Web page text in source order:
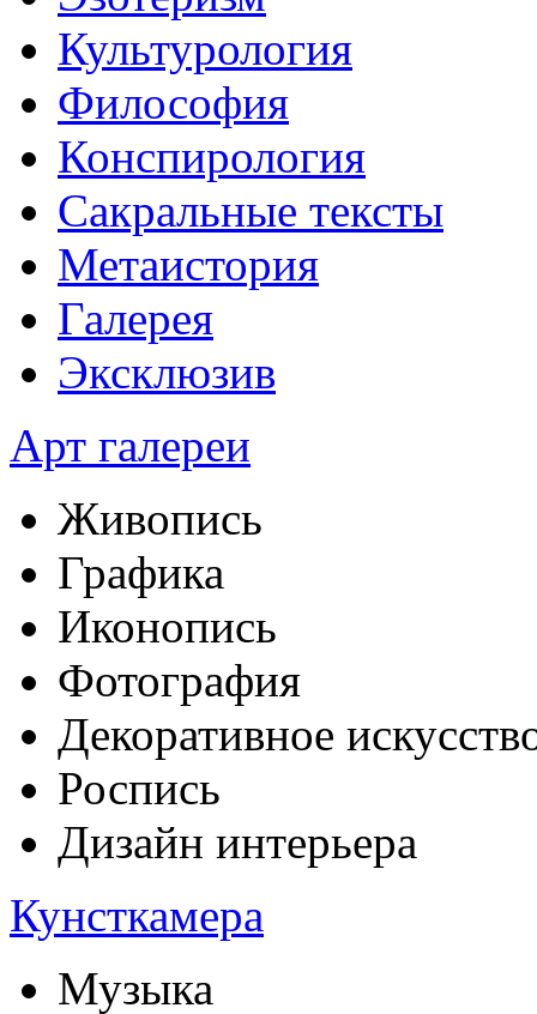
Культурология
Философия
Конспирология
Сакральные тексты
Метаистория
Галерея
Эксклюзив
Арт галереи
Живопись
Графика
Иконопись
Фотография
Декоративное
Роспись
Дизайн интерьера
Кунсткамера
Музыка